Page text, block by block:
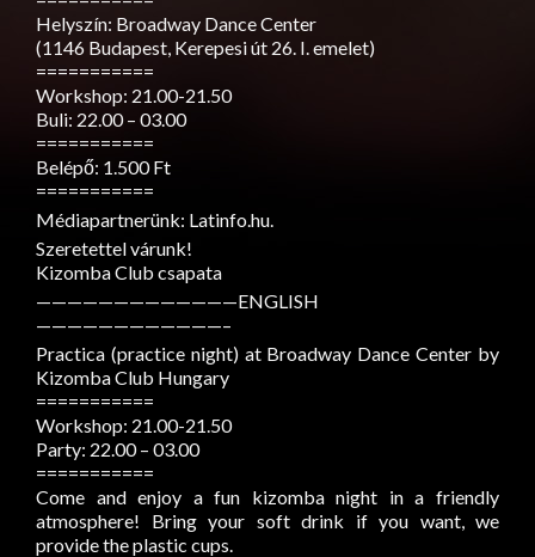
Helyszín: Broadway Dance Center
(1146 Budapest, Kerepesi út 26. I. emelet)
===========
Workshop: 21.00-21.50
Buli: 22.00 – 03.00
===========
Belépő: 1.500 Ft
===========
Médiapartnerünk: Latinfo.hu.
Szeretettel várunk!
Kizomba Club csapata
—————————————ENGLISH
————————————–
Practica (practice night) at Broadway Dance Center by
Kizomba Club Hungary
===========
Workshop: 21.00-21.50
Party: 22.00 – 03.00
===========
Come and enjoy a fun kizomba night in a friendly
atmosphere! Bring your soft drink if you want, we
provide the plastic cups.